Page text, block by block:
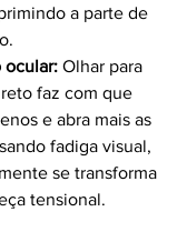
a parte de
ocular: Olhar para
faz com que
e abra mais as
fadiga visual,
se transforma
tensional.